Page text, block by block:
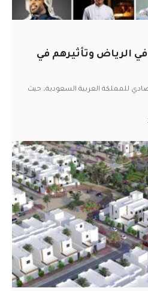
الرياض وتأثيرهم في
للمملكة العربية السعودية، حيث